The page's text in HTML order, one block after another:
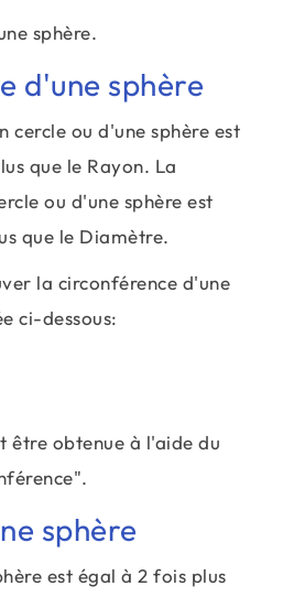
sphère.
d'une sphère
cercle ou d'une sphère est
que le Rayon. La
ou d'une sphère est
que le Diamètre.
la circonférence d'une
ci-dessous:
être obtenue à l'aide du
sphère
est égal à 2 fois plus